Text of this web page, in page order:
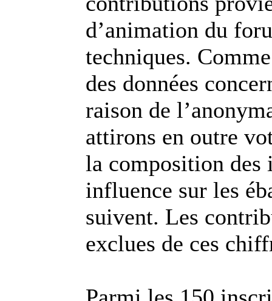
d’animation du
techniques.
des données
raison de
attirons en outre
la composition des
influence sur les
suivent. Les
exclues de ces